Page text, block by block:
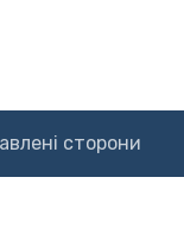
сторони